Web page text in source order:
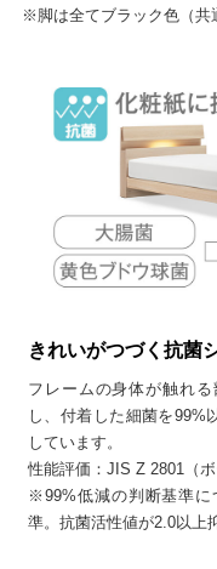
※脚は全てブラック色（共
きれいがつづく抗菌
フレームの身体が触れ
し、付着した細菌を99%
しています。
性能評価：JIS Z 2801（
※99%低減の判断基準に
準。抗菌活性値が2.0以上